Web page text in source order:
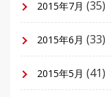
2015年7月 (35)
2015年6月 (33)
2015年5月 (41)